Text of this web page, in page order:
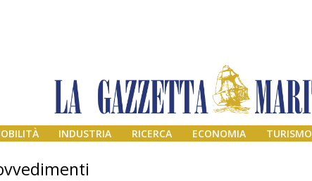
INDUSTRIA RICERCA ECONOMIA TURISMO